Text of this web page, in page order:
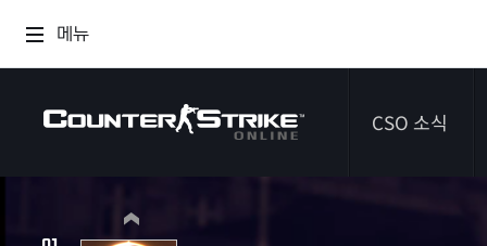
메뉴
CSO 소식